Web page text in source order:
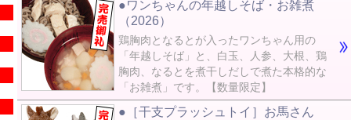
●ワンちゃんの年越しそば・お雑煮
（2026）
鶏胸肉となるとが入ったワンちゃん用の
「年越しそば」と、白玉、人参、大根、鶏
胸肉、なるとを煮干しだしで煮た本格的な
「お雑煮」です。【数量限定】
●［干支プラッシュトイ］お馬さん